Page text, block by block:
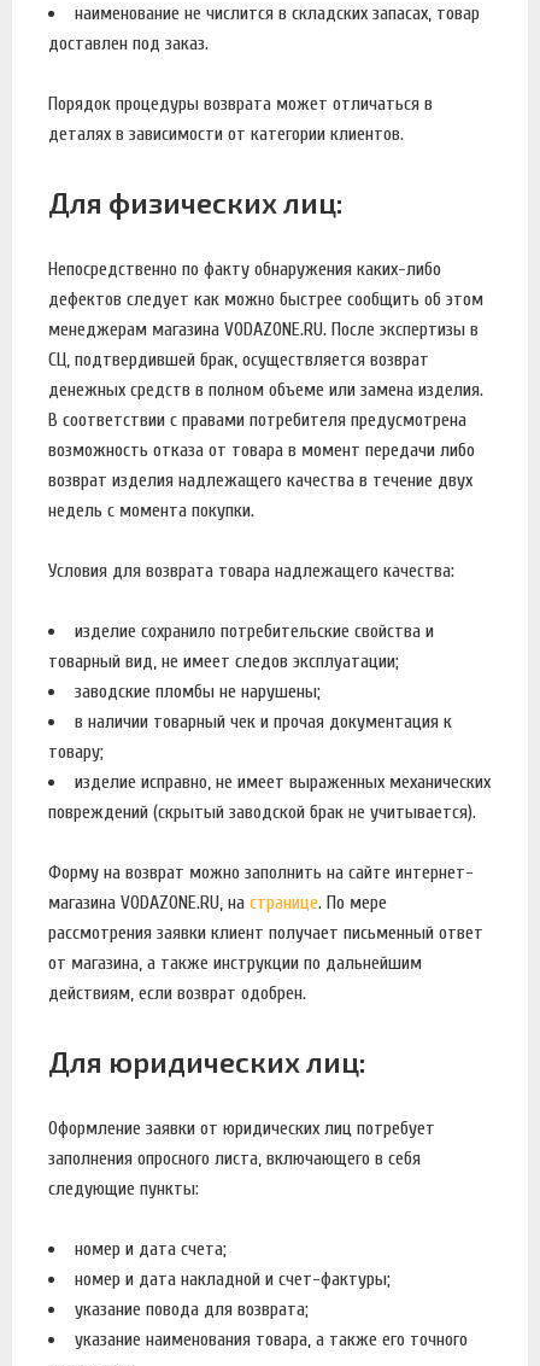
наименование не числится в складских запасах, товар
доставлен под заказ.
Порядок процедуры возврата может отличаться в
деталях в зависимости от категории клиентов.
Для физических лиц:
Непосредственно по факту обнаружения каких-либо
дефектов следует как можно быстрее сообщить об этом
менеджерам магазина VODAZONE.RU. После экспертизы в
СЦ, подтвердившей брак, осуществляется возврат
денежных средств в полном объеме или замена изделия.
В соответствии с правами потребителя предусмотрена
возможность отказа от товара в момент передачи либо
возврат изделия надлежащего качества в течение двух
недель с момента покупки.
Условия для возврата товара надлежащего качества:
изделие сохранило потребительские свойства и
товарный вид, не имеет следов эксплуатации;
заводские пломбы не нарушены;
в наличии товарный чек и прочая документация к
товару;
изделие исправно, не имеет выраженных механических
повреждений (скрытый заводской брак не учитывается).
Форму на возврат можно заполнить на сайте интернет-
магазина VODAZONE.RU, на странице. По мере
рассмотрения заявки клиент получает письменный ответ
от магазина, а также инструкции по дальнейшим
действиям, если возврат одобрен.
Для юридических лиц:
Оформление заявки от юридических лиц потребует
заполнения опросного листа, включающего в себя
следующие пункты:
номер и дата счета;
номер и дата накладной и счет-фактуры;
указание повода для возврата;
указание наименования товара, а также его точного